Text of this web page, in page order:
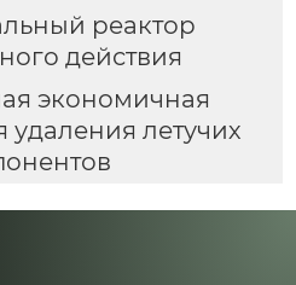
реактор
действия
экономичная
удаления летучих